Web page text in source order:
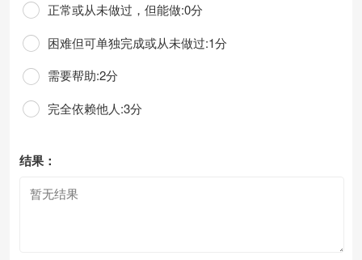
正常或从未做过，但能做:0分
困难但可单独完成或从未做过:1分
需要帮助:2分
完全依赖他人:3分
结果：